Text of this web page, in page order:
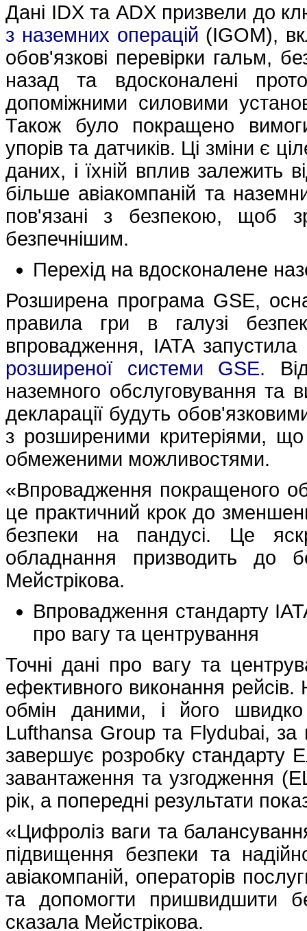
Дані IDX та ADX призвели до
з наземних операцій (IGOM),
обов'язкові перевірки гальм,
назад та вдосконалені
допоміжними силовими
Також було покращено
упорів та датчиків. Ці зміни є
даних, і їхній вплив залежить
більше авіакомпаній та
пов'язані з безпекою, щоб
безпечнішим.
Перехід на вдосконалене
Розширена програма GSE,
правила гри в галузі
впровадження, IATA
розширеної системи GSE.
наземного обслуговування та
декларації будуть
з розширеними критеріями,
обмеженими можливостями.
«Впровадження покращеного
це практичний крок до
безпеки на пандусі. Це
обладнання призводить до
Мейстрікова.
Впровадження стандарту
про вагу та центрування
Точні дані про вагу та
ефективного виконання
обмін даними, і його швидко
Lufthansa Group та Flydubai, за
завершує розробку стандарту
завантаження та узгодження
рік, а попередні результати
«Цифроліз ваги та
підвищення безпеки та
авіакомпаній, операторів
та допомогти пришвидшити
сказала Мейстрікова.